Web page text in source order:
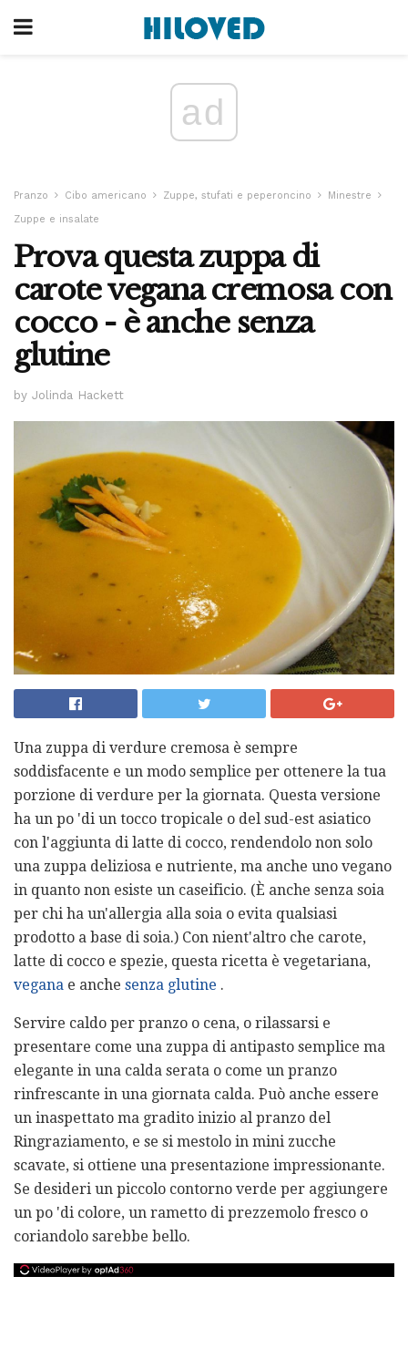
ad
Pranzo Cibo americano Zuppe, stufati e peperoncino
Minestre
Zuppe e insalate
Prova questa zuppa di
carote vegana cremosa con
cocco - è anche senza
glutine
by Jolinda Hackett
Una zuppa di verdure cremosa è sempre
soddisfacente e un modo semplice per ottenere la tua
porzione di verdure per la giornata. Questa versione
ha un po 'di un tocco tropicale o del sud-est asiatico
con l'aggiunta di latte di cocco, rendendolo non solo
una zuppa deliziosa e nutriente, ma anche uno vegano
in quanto non esiste un caseificio. (È anche senza soia
per chi ha un'allergia alla soia o evita qualsiasi
prodotto a base di soia.) Con nient'altro che carote,
latte di cocco e spezie, questa ricetta è vegetariana,
vegana e anche senza glutine .
Servire caldo per pranzo o cena, o rilassarsi e
presentare come una zuppa di antipasto semplice ma
elegante in una calda serata o come un pranzo
rinfrescante in una giornata calda. Può anche essere
un inaspettato ma gradito inizio al pranzo del
Ringraziamento, e se si mestolo in mini zucche
scavate, si ottiene una presentazione impressionante.
Se desideri un piccolo contorno verde per aggiungere
un po 'di colore, un rametto di prezzemolo fresco o
coriandolo sarebbe bello.